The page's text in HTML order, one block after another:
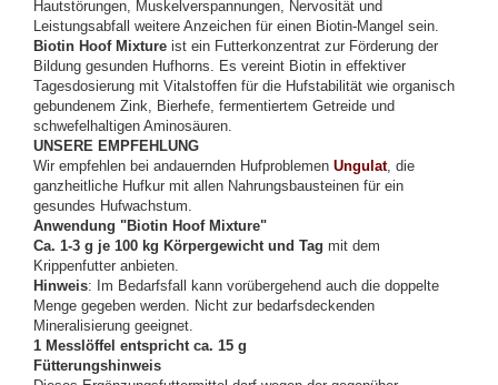
Hautstörungen, Muskelverspannungen, Nervosität und
Leistungsabfall weitere Anzeichen für einen Biotin-Mangel sein.
Biotin Hoof Mixture ist ein Futterkonzentrat zur Förderung der
Bildung gesunden Hufhorns. Es vereint Biotin in effektiver
Tagesdosierung mit Vitalstoffen für die Hufstabilität wie organisch
gebundenem Zink, Bierhefe, fermentiertem Getreide und
schwefelhaltigen Aminosäuren.
UNSERE EMPFEHLUNG
Wir empfehlen bei andauernden Hufproblemen Ungulat, die
ganzheitliche Hufkur mit allen Nahrungsbausteinen für ein
gesundes Hufwachstum.
Anwendung "Biotin Hoof Mixture"
Ca. 1-3 g je 100 kg Körpergewicht und Tag mit dem
Krippenfutter anbieten.
Hinweis: Im Bedarfsfall kann vorübergehend auch die doppelte
Menge gegeben werden. Nicht zur bedarfsdeckenden
Mineralisierung geeignet.
1 Messlöffel entspricht ca. 15 g
Fütterungshinweis